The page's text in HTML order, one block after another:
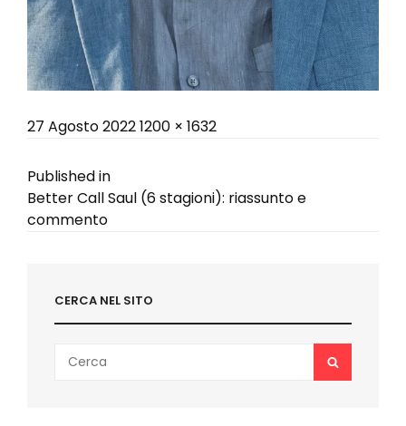
Posted
27 Agosto 2022Full
1200 × 1632
Navigazione
articoli
Published in
Better Call Saul (6 stagioni): riassunto e
commento
CERCA NEL SITO
for:
SEARCH